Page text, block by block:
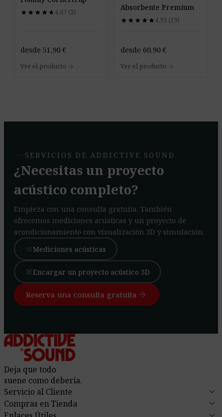
star star star star star
star star star star star 4,67 (3)
desde 51,90 €
Ver el producto arrow_forward
Absorbente Premium
star star star star star
star star star star star4,95 (19)
desde 60,90 €
Ver el producto arrow_forward
SERVICIOS DE ADDICTIVE SOUND
¿Necesitas un proyecto
acústico completo?
Empieza con una consulta gratuita. También
ofrecemos mediciones acústicas y un proyecto de
acondicionamiento con visualización 3D y simulación.
monitoringMediciones acústicas
view_in_arEncargar un proyecto acústico 3D
Reserva una consulta gratuita arrow_forward
Deja que todo
suene como debería.
Servicio al Cliente
keyboard_arrow_down
Compras en Tienda keyboard_arrow_down